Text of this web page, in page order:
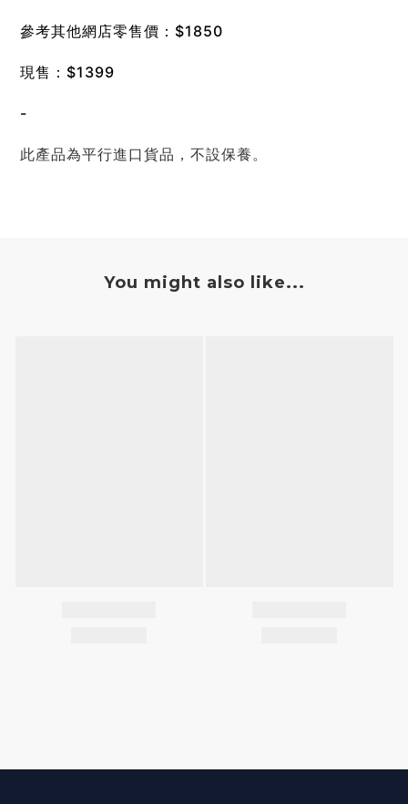
參考其他網店零售價：$1850
現售：$1399
-
此產品為平行進口貨品，不設保養。
You might also like...